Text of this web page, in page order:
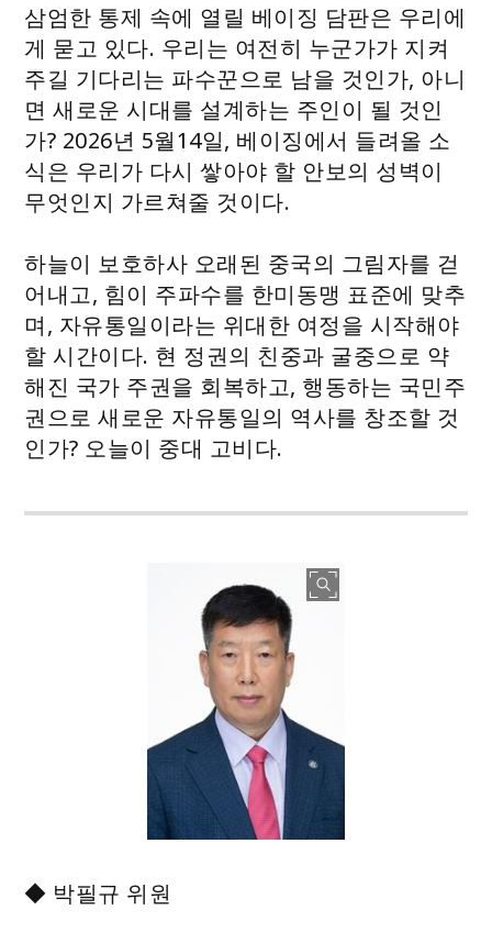
삼엄한 통제 속에 열릴 베이징 담판은 우리에
게 묻고 있다. 우리는 여전히 누군가가 지켜
주길 기다리는 파수꾼으로 남을 것인가, 아니
면 새로운 시대를 설계하는 주인이 될 것인
가? 2026년 5월14일, 베이징에서 들려올 소
식은 우리가 다시 쌓아야 할 안보의 성벽이
무엇인지 가르쳐줄 것이다.
하늘이 보호하사 오래된 중국의 그림자를 걷
어내고, 힘이 주파수를 한미동맹 표준에 맞추
며, 자유통일이라는 위대한 여정을 시작해야
할 시간이다. 현 정권의 친중과 굴중으로 약
해진 국가 주권을 회복하고, 행동하는 국민주
권으로 새로운 자유통일의 역사를 창조할 것
인가? 오늘이 중대 고비다.
◆ 박필규 위원